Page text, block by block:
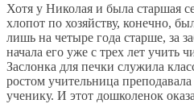
Хотя у Николая и была старшая
хлопот по хозяйству, конечно,
лишь на четыре года старше, за
начала его уже с трех лет учить
Заслонка для печки служила
ростом учительница
ученику. И этот дошколенок